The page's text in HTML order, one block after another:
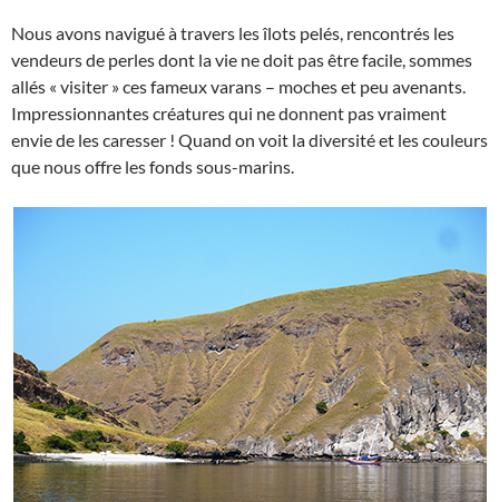
Nous avons navigué à travers les îlots pelés, rencontrés les
vendeurs de perles dont la vie ne doit pas être facile, sommes
allés « visiter » ces fameux varans – moches et peu avenants.
Impressionnantes créatures qui ne donnent pas vraiment
envie de les caresser ! Quand on voit la diversité et les couleurs
que nous offre les fonds sous-marins.